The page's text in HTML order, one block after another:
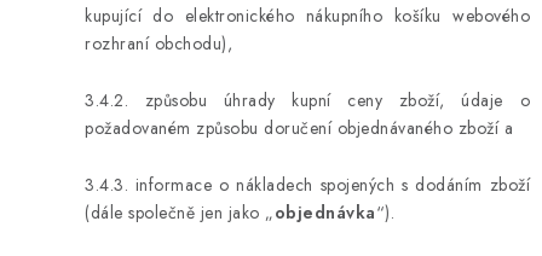
kupující do elektronického nákupního košíku webového
rozhraní obchodu),
3.4.2. způsobu úhrady kupní ceny zboží, údaje o
požadovaném způsobu doručení objednávaného zboží a
3.4.3. informace o nákladech spojených s dodáním zboží
(dále společně jen jako „objednávka“).